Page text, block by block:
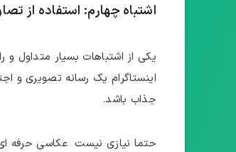
اشتباه چهارم: استفاده از
یکی از اشتباهات بسیار متداول
اینستاگرام یک رسانه تصویری و
جذاب باشد.
حتما نیازی نیست عکاسی حرفه ‌ای